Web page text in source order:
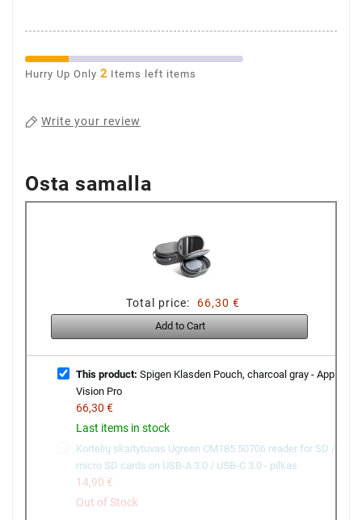
Hurry Up Only 2 Items left items
Write your review
Osta samalla
Total price: 66,30 €
Add to Cart
This product: Spigen Klasden Pouch, charcoal gray - Apple
Vision Pro
66,30 €
Last items in stock
Kortelių skaitytuvas Ugreen CM185 50706 reader for SD /
micro SD cards on USB-A 3.0 / USB-C 3.0 - pilkas
14,90 €
Out of Stock